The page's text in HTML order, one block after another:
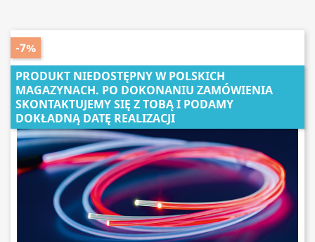
-7%
PRODUKT NIEDOSTĘPNY W POLSKICH
MAGAZYNACH. PO DOKONANIU ZAMÓWIENIA
SKONTAKTUJEMY SIĘ Z TOBĄ I PODAMY
DOKŁADNĄ DATĘ REALIZACJI